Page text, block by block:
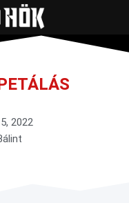
2022